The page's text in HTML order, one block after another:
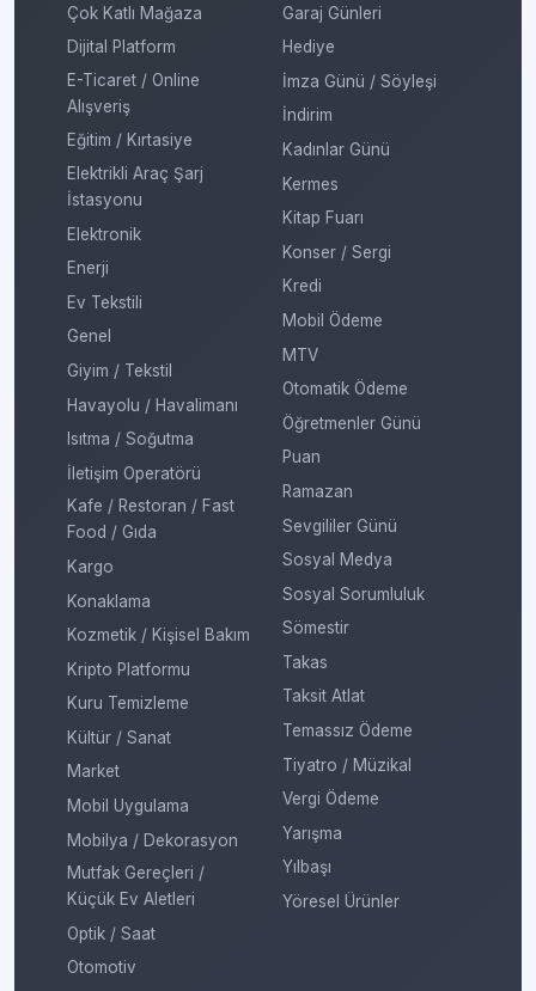
Çok Katlı Mağaza
Dijital Platform
E-Ticaret / Online
Alışveriş
Eğitim / Kırtasiye
Elektrikli Araç Şarj
İstasyonu
Elektronik
Enerji
Ev Tekstili
Genel
Giyim / Tekstil
Havayolu / Havalimanı
Isıtma / Soğutma
İletişim Operatörü
Kafe / Restoran / Fast
Food / Gıda
Kargo
Konaklama
Kozmetik / Kişisel Bakım
Kripto Platformu
Kuru Temizleme
Kültür / Sanat
Market
Mobil Uygulama
Mobilya / Dekorasyon
Mutfak Gereçleri /
Küçük Ev Aletleri
Optik / Saat
Otomotiv
Garaj Günleri
Hediye
İmza Günü / Söyleşi
İndirim
Kadınlar Günü
Kermes
Kitap Fuarı
Konser / Sergi
Kredi
Mobil Ödeme
MTV
Otomatik Ödeme
Öğretmenler Günü
Puan
Ramazan
Sevgililer Günü
Sosyal Medya
Sosyal Sorumluluk
Sömestir
Takas
Taksit Atlat
Temassız Ödeme
Tiyatro / Müzikal
Vergi Ödeme
Yarışma
Yılbaşı
Yöresel Ürünler